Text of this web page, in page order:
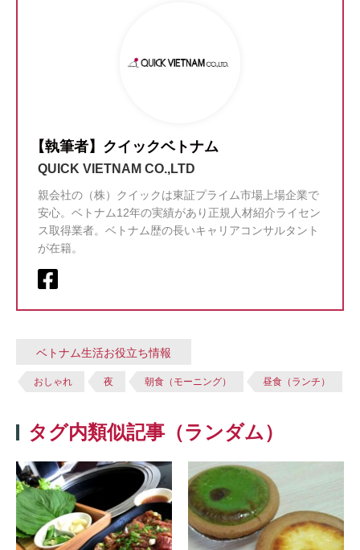
【執筆者】クイックベトナム
QUICK VIETNAM CO.,LTD
親会社の（株）クイックは東証プライム市場上場企業で
安心。ベトナム12年の実績があり正規人材紹介ライセン
ス取得業者。ベトナム歴の長いキャリアコンサルタント
が在籍。
ベトナム生活お役立ち情報
おしゃれ 夜 朝食（モーニング） 昼食（ランチ）
タグ内類似記事（ランダム）